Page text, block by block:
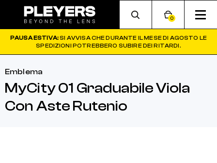
0
PAUSA ESTIVA:SI AVVISA CHE DURANTE IL MESE DI AGOSTO LE
SPEDIZIONI POTREBBERO SUBIRE DEI RITARDI.
Emblema
MyCity 01 Graduabile Viola
Con Aste Rutenio